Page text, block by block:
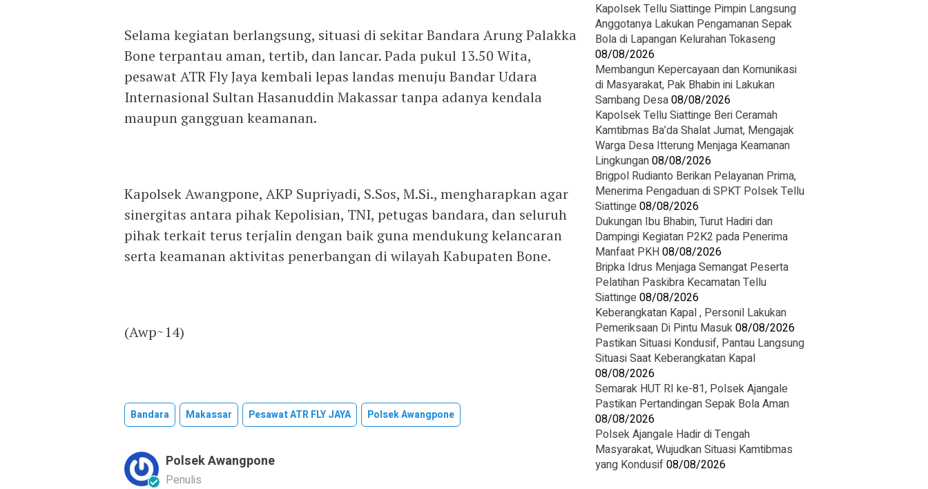
Selama kegiatan berlangsung, situasi di sekitar Bandara Arung Palakka
Bone terpantau aman, tertib, dan lancar. Pada pukul 13.50 Wita,
pesawat ATR Fly Jaya kembali lepas landas menuju Bandar Udara
Internasional Sultan Hasanuddin Makassar tanpa adanya kendala
maupun gangguan keamanan.
Kapolsek Awangpone, AKP Supriyadi, S.Sos, M.Si., mengharapkan agar
sinergitas antara pihak Kepolisian, TNI, petugas bandara, dan seluruh
pihak terkait terus terjalin dengan baik guna mendukung kelancaran
serta keamanan aktivitas penerbangan di wilayah Kabupaten Bone.
‎(Awp~14)
Bandara Makassar Pesawat ATR FLY JAYA Polsek Awangpone
Polsek Awangpone
Penulis
Kapolsek Tellu Siattinge Pimpin Langsung
Anggotanya Lakukan Pengamanan Sepak
Bola di Lapangan Kelurahan Tokaseng
08/08/2026
Membangun Kepercayaan dan Komunikasi
di Masyarakat, Pak Bhabin ini Lakukan
Sambang Desa08/08/2026
Kapolsek Tellu Siattinge Beri Ceramah
Kamtibmas Ba’da Shalat Jumat, Mengajak
Warga Desa Itterung Menjaga Keamanan
Lingkungan08/08/2026
Brigpol Rudianto Berikan Pelayanan Prima,
Menerima Pengaduan di SPKT Polsek Tellu
Siattinge08/08/2026
Dukungan Ibu Bhabin, Turut Hadiri dan
Dampingi Kegiatan P2K2 pada Penerima
Manfaat PKH08/08/2026
Bripka Idrus Menjaga Semangat Peserta
Pelatihan Paskibra Kecamatan Tellu
Siattinge08/08/2026
Keberangkatan Kapal , Personil Lakukan
Pemeriksaan Di Pintu Masuk08/08/2026
Pastikan Situasi Kondusif, Pantau Langsung
Situasi Saat Keberangkatan Kapal
08/08/2026
Semarak HUT RI ke-81, Polsek Ajangale
Pastikan Pertandingan Sepak Bola Aman
08/08/2026
Polsek Ajangale Hadir di Tengah
Masyarakat, Wujudkan Situasi Kamtibmas
yang Kondusif08/08/2026